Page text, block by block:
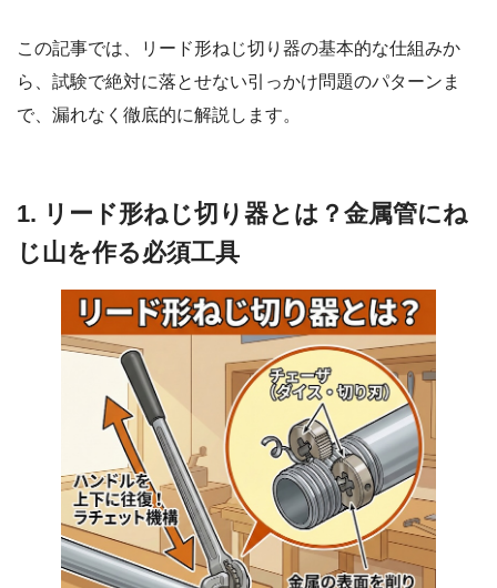
この記事では、リード形ねじ切り器の基本的な仕組みか
ら、試験で絶対に落とせない引っかけ問題のパターンま
で、漏れなく徹底的に解説します。
1. リード形ねじ切り器とは？金属管にね
じ山を作る必須工具